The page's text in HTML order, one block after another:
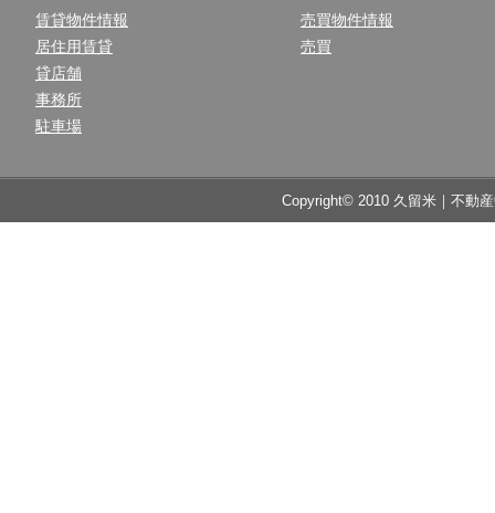
賃貸物件情報
居住用賃貸
貸店舗
事務所
駐車場
売買物件情報
売買
Copyright© 2010 久留米｜不動